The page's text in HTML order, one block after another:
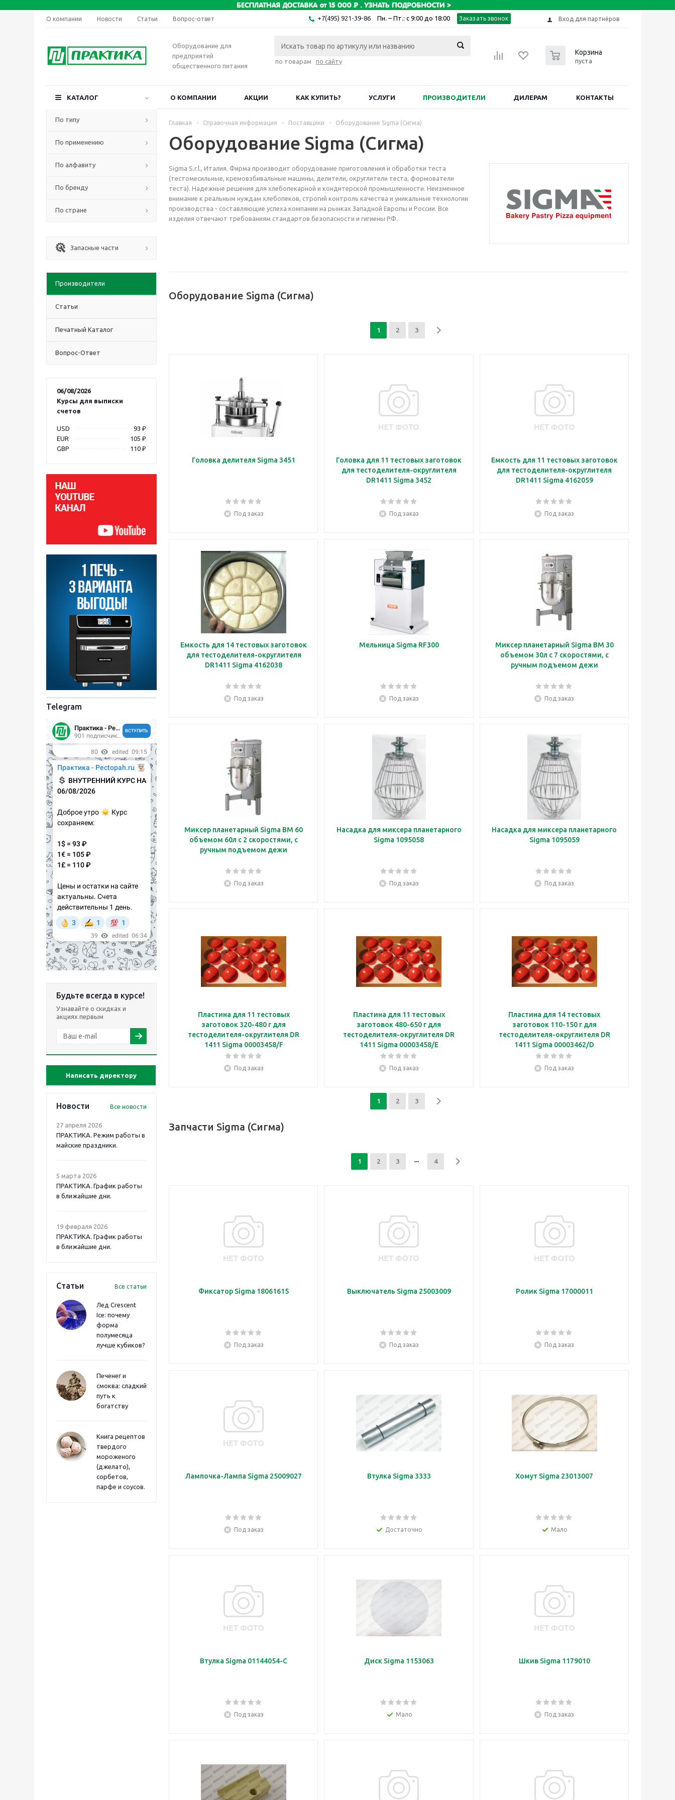
О компании Новости Статьи Вопрос-ответ +7(495) 921-39-86 Пн. – Пт.: с 9:00 до 18:00 Заказать звонок Вход для партнёров
Оборудование для
предприятий
общественного питания
по товарам по сайту
Корзина
пуста
КАТАЛОГ О КОМПАНИИ АКЦИИ КАК КУПИТЬ? УСЛУГИ ПРОИЗВОДИТЕЛИ ДИЛЕРАМ КОНТАКТЫ
По типу
По применению
По алфавиту
По бренду
По стране
Запасные части
Производители
Статьи
Печатный Каталог
Вопрос-Ответ
06/08/2026
Курсы для выписки
счетов
USD
93 ₽
EUR
105 ₽
GBP
110 ₽
Telegram
Будьте всегда в курсе!
Узнавайте о скидках и
акциях первым
Написать директору
Новости Все новости
27 апреля 2026
ПРАКТИКА. Режим работы в
майские праздники.
5 марта 2026
ПРАКТИКА. График работы
в ближайшие дни.
19 февраля 2026
ПРАКТИКА. График работы
в ближайшие дни.
Статьи Все статьи
Лед Crescent
Ice: почему
форма
полумесяца
лучше кубиков?
Печенег и
смоква: сладкий
путь к
богатству
Книга рецептов
твердого
мороженого
(джелато),
сорбетов,
парфе и соусов.
Главная - Справочная информация - Поставщики - Оборудование Sigma (Сигма)
Оборудование Sigma (Сигма)
Sigma S.r.l., Италия. Фирма производит оборудование приготовления и обработки теста
(тестомесильные, кремовзбивальные машины, делители, округлители теста, формователи
теста). Надежные решения для хлебопекарной и кондитерской промышленности. Неизменное
внимание к реальным нуждам хлебопеков, строгий контроль качества и уникальные технологии
производства - составляющие успеха компании на рынках Западной Европы и России. Все
изделия отвечают требованиям стандартов безопасности и гигиены РФ.
Оборудование Sigma (Сигма)
1 2 3
Головка делителя Sigma 3451
Под заказ
Головка для 11 тестовых заготовок
для тестоделителя-округлителя
DR1411 Sigma 3452
Под заказ
Емкость для 11 тестовых заготовок
для тестоделителя-округлителя
DR1411 Sigma 4162059
Под заказ
Емкость для 14 тестовых заготовок
для тестоделителя-округлителя
DR1411 Sigma 4162038
Под заказ
Мельница Sigma RF300
Под заказ
Миксер планетарный Sigma BM 30
объемом 30л с 7 скоростями, с
ручным подъемом дежи
Под заказ
Миксер планетарный Sigma BM 60
объемом 60л с 2 скоростями, с
ручным подъемом дежи
Под заказ
Насадка для миксера планетарного
Sigma 1095058
Под заказ
Насадка для миксера планетарного
Sigma 1095059
Под заказ
Пластина для 11 тестовых
заготовок 320-480 г для
тестоделителя-округлителя DR
1411 Sigma 00003458/F
Под заказ
Пластина для 11 тестовых
заготовок 480-650 г для
тестоделителя-округлителя DR
1411 Sigma 00003458/E
Под заказ
Пластина для 14 тестовых
заготовок 110-150 г для
тестоделителя-округлителя DR
1411 Sigma 00003462/D
Под заказ
1 2 3
Запчасти Sigma (Сигма)
1 2 3 4
Фиксатор Sigma 18061615
Под заказ
Выключатель Sigma 25003009
Под заказ
Ролик Sigma 17000011
Под заказ
Лампочка-Лампа Sigma 25009027
Под заказ
Втулка Sigma 3333
Достаточно
Хомут Sigma 23013007
Мало
Втулка Sigma 01144054-C
Под заказ
Диск Sigma 1153063
Мало
Шкив Sigma 1179010
Под заказ